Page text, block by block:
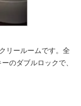
リールームです。全
のダブルロックで、